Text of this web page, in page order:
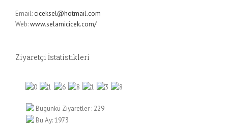
Email: ciceksel@hotmail.com
Web:www.selamicicek.com/
Ziyaretçi İstatistikleri
Bugünkü Ziyaretler : 229
Bu Ay: 1973